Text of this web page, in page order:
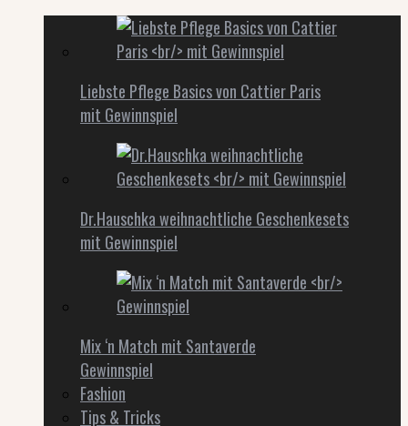
Liebste Pflege Basics von Cattier Paris
mit Gewinnspiel
Dr.Hauschka weihnachtliche Geschenkesets
mit Gewinnspiel
Mix ‘n Match mit Santaverde
Gewinnspiel
Fashion
Tips & Tricks